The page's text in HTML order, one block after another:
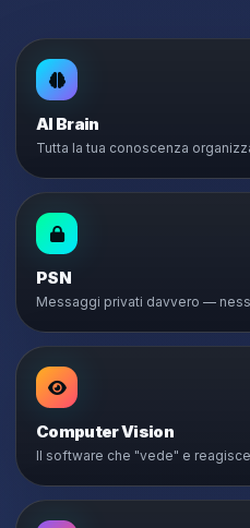
AI Brain
Tutta la tua conoscenza
PSN
Messaggi privati davvero —
Computer Vision
Il software che "vede" e